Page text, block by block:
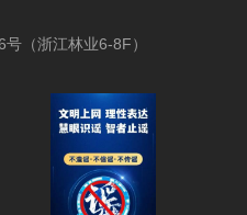
（浙江林业6-8F）